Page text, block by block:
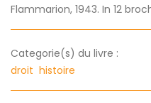
Flammarion, 1943. In 12
Categorie(s) du livre :
droit histoire